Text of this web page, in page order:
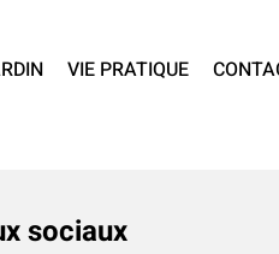
VIE PRATIQUE
sociaux